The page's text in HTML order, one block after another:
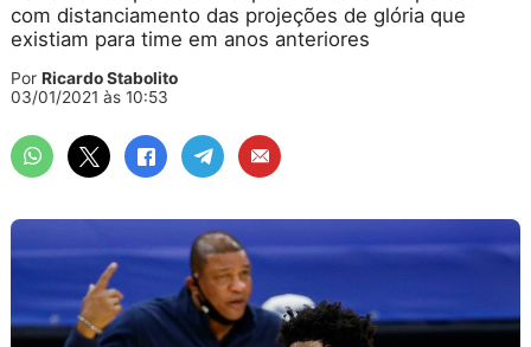
com distanciamento das projeções de glória que
existiam para time em anos anteriores
Por Ricardo Stabolito
03/01/2021 às 10:53